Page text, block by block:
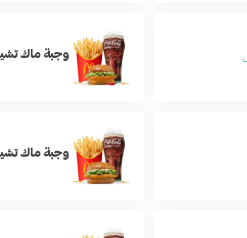
وجبة ماك
وجبة ماك